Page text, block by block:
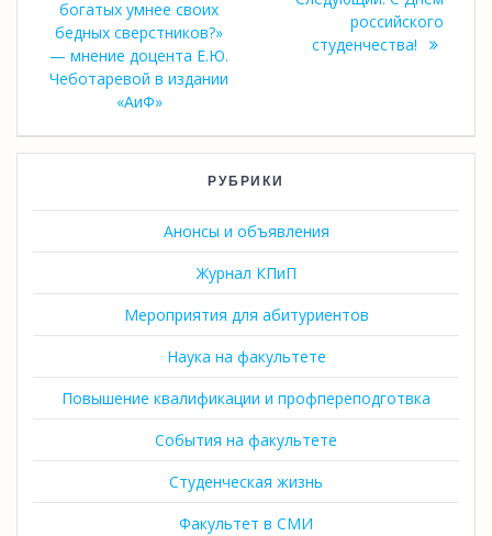
записям
богатых умнее своих
бедных сверстников?»
— мнение доцента Е.Ю.
Чеботаревой в издании
«АиФ»
запись:
российского
студенчества!
РУБРИКИ
Анонсы и объявления
Журнал КПиП
Мероприятия для абитуриентов
Наука на факультете
Повышение квалификации и профпереподготвка
События на факультете
Студенческая жизнь
Факультет в СМИ